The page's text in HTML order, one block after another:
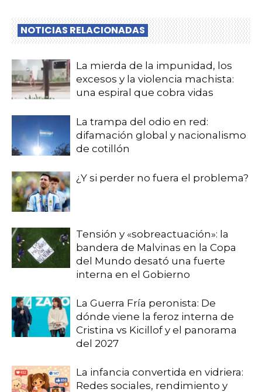
NOTICIAS RELACIONADAS
La mierda de la impunidad, los
excesos y la violencia machista:
una espiral que cobra vidas
La trampa del odio en red:
difamación global y nacionalismo
de cotillón
¿Y si perder no fuera el problema?
Tensión y «sobreactuación»: la
bandera de Malvinas en la Copa
del Mundo desató una fuerte
interna en el Gobierno
La Guerra Fría peronista: De
dónde viene la feroz interna de
Cristina vs Kicillof y el panorama
del 2027
La infancia convertida en vidriera:
Redes sociales, rendimiento y